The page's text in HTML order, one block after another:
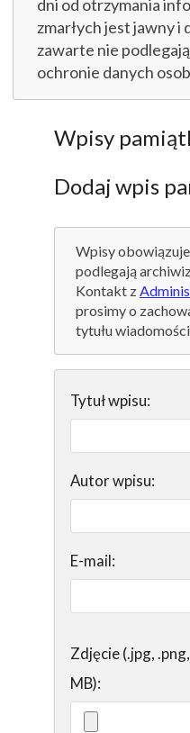
dni od otrzymania
zmarłych jest jawny i
zawarte nie
ochronie danych
Wpisy
Dodaj wpis
Wpisy
podlegają
Kontakt z
prosimy o
tytułu
Tytuł wpisu:
Autor wpisu:
E-mail:
Zdjęcie (.jpg,
MB):